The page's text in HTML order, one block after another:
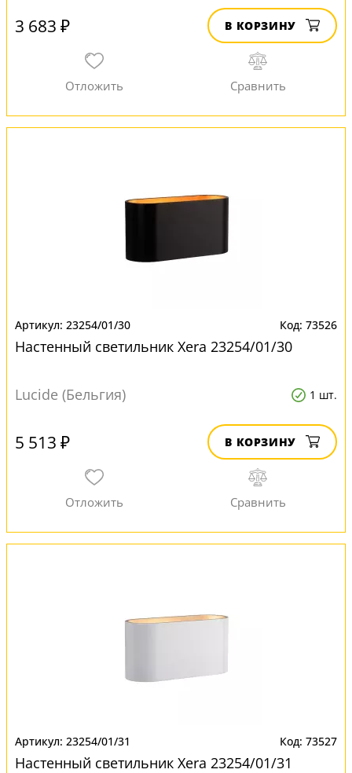
3 683 ₽ В КОРЗИНУ
23254/01/30 73526
Настенный светильник Xera 23254/01/30
Lucide (Бельгия) 1 шт.
5 513 ₽ В КОРЗИНУ
23254/01/31 73527
Настенный светильник Xera 23254/01/31